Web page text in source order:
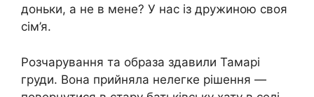
доньки, а не в мене? У нас із дружиною своя
сім’я.
Розчарування та образа здавили Тамарі
груди. Вона прийняла нелегке рішення —